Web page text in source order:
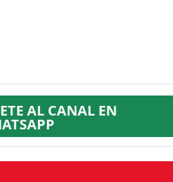
AL CANAL EN